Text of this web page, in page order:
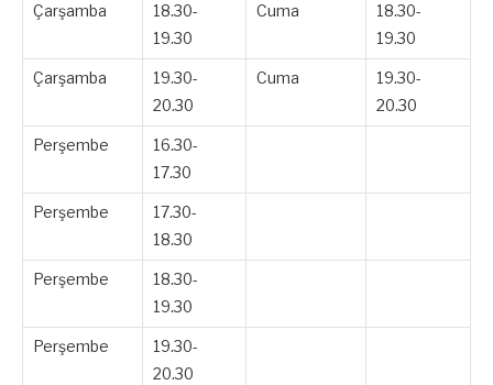
Çarşamba
18.30-
19.30
Cuma
18.30-
19.30
Çarşamba
19.30-
20.30
Cuma
19.30-
20.30
Perşembe
16.30-
17.30
Perşembe
17.30-
18.30
Perşembe
18.30-
19.30
Perşembe
19.30-
20.30